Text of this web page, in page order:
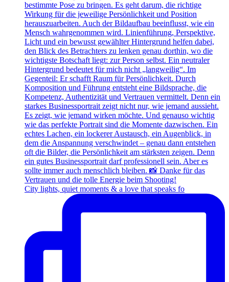
City lights, quiet moments & a love that speaks fo